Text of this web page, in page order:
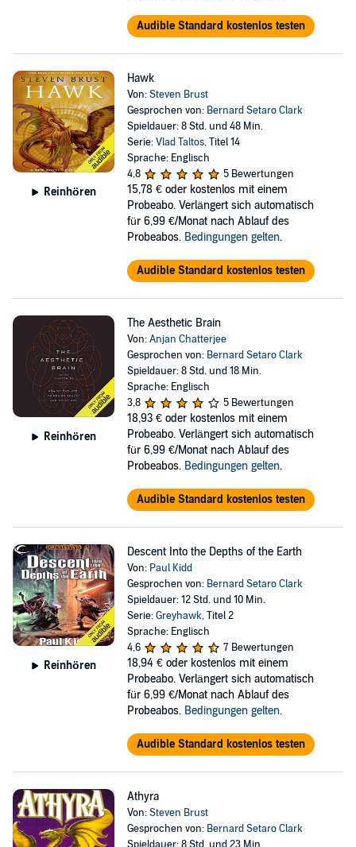
Audible Standard kostenlos testen
Reinhören
Hawk
Von:Steven Brust
Gesprochen von: Bernard Setaro Clark
Spieldauer: 8 Std. und 48 Min.
Serie:Vlad Taltos, Titel 14
Sprache: Englisch
4,8
5 Bewertungen
15,78 € oder kostenlos mit einem
Probeabo. Verlängert sich automatisch
für 6,99 €/Monat nach Ablauf des
Probeabos. Bedingungen gelten.
Audible Standard kostenlos testen
Reinhören
The Aesthetic Brain
Von:Anjan Chatterjee
Gesprochen von: Bernard Setaro Clark
Spieldauer: 8 Std. und 18 Min.
Sprache: Englisch
3,8
5 Bewertungen
18,93 € oder kostenlos mit einem
Probeabo. Verlängert sich automatisch
für 6,99 €/Monat nach Ablauf des
Probeabos. Bedingungen gelten.
Audible Standard kostenlos testen
Reinhören
Descent Into the Depths of the Earth
Von: Paul Kidd
Gesprochen von: Bernard Setaro Clark
Spieldauer: 12 Std. und 10 Min.
Serie:Greyhawk, Titel 2
Sprache: Englisch
4,6
7 Bewertungen
18,94 € oder kostenlos mit einem
Probeabo. Verlängert sich automatisch
für 6,99 €/Monat nach Ablauf des
Probeabos. Bedingungen gelten.
Audible Standard kostenlos testen
Athyra
Von:Steven Brust
Gesprochen von: Bernard Setaro Clark